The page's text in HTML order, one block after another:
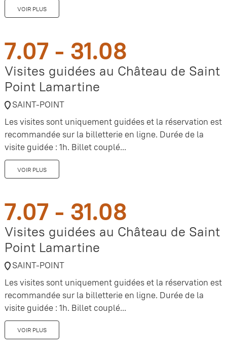
VOIR PLUS
7.07 - 31.08
Visites guidées au Château de Saint
Point Lamartine
SAINT-POINT
Les visites sont uniquement guidées et la réservation est
recommandée sur la billetterie en ligne. Durée de la
visite guidée : 1h. Billet couplé...
VOIR PLUS
7.07 - 31.08
Visites guidées au Château de Saint
Point Lamartine
SAINT-POINT
Les visites sont uniquement guidées et la réservation est
recommandée sur la billetterie en ligne. Durée de la
visite guidée : 1h. Billet couplé...
VOIR PLUS